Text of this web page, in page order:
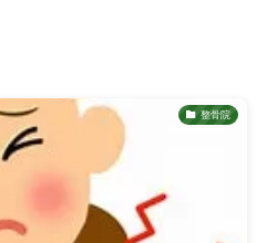
整骨院